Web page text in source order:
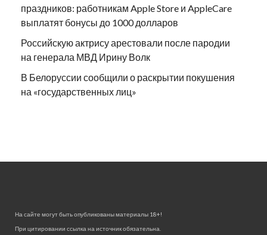
праздников: работникам Apple Store и AppleCare
выплатят бонусы до 1000 долларов
Российскую актрису арестовали после пародии
на генерала МВД Ирину Волк
В Белоруссии сообщили о раскрытии покушения
на «государственных лиц»
На сайте могут быть опубликованы материалы 18+!
При цитировании ссылка на источник обязательна.